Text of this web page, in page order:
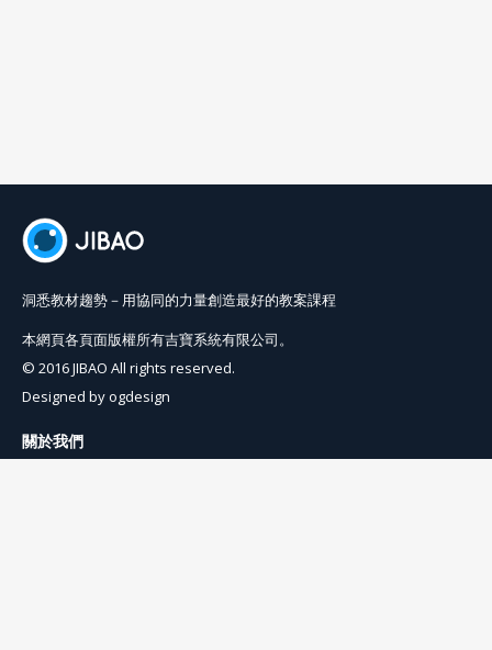
洞悉教材趨勢－用協同的力量創造最好的教案課程
本網頁各頁面版權所有吉寶系統有限公司。
© 2016 JIBAO All rights reserved.
Designed byogdesign
關於我們